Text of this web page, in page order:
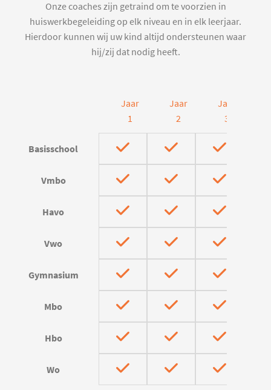
Onze coaches zijn getraind om te voorzien in
huiswerkbegeleiding op elk niveau en in elk leerjaar.
Hierdoor kunnen wij uw kind altijd ondersteunen waar
hij/zij dat nodig heeft.
Jaar
1
Jaar
2
Jaar
3
Basisschool
Vmbo
Havo
Vwo
Gymnasium
Mbo
Hbo
Wo